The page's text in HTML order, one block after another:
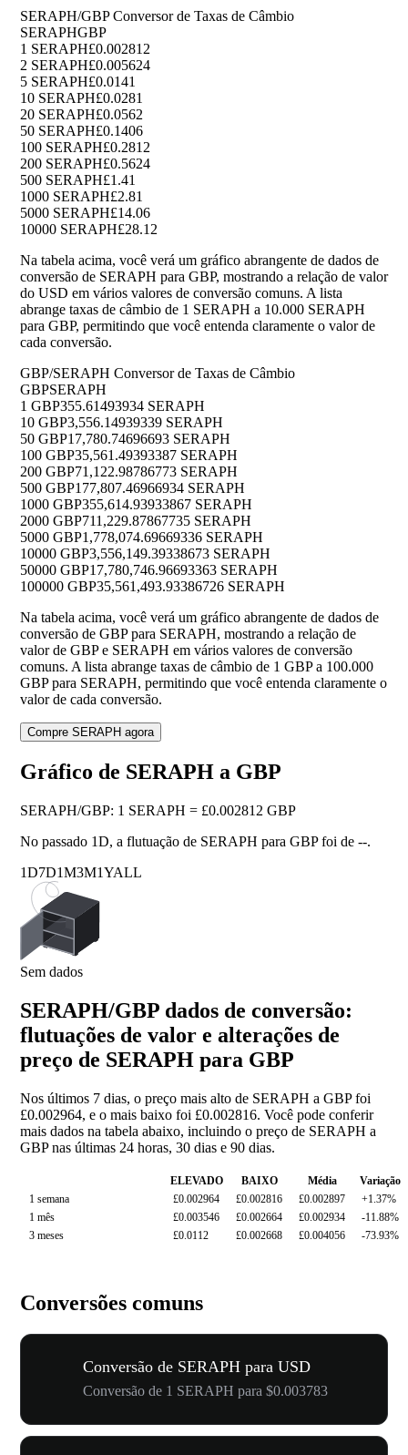
SERAPH/GBP Conversor de Taxas de Câmbio
SERAPHGBP
1 SERAPH£0.002812
2 SERAPH£0.005624
5 SERAPH£0.0141
10 SERAPH£0.0281
20 SERAPH£0.0562
50 SERAPH£0.1406
100 SERAPH£0.2812
200 SERAPH£0.5624
500 SERAPH£1.41
1000 SERAPH£2.81
5000 SERAPH£14.06
10000 SERAPH£28.12
Na tabela acima, você verá um gráfico abrangente de dados de
conversão de SERAPH para GBP, mostrando a relação de valor
do USD em vários valores de conversão comuns. A lista
abrange taxas de câmbio de 1 SERAPH a 10.000 SERAPH
para GBP, permitindo que você entenda claramente o valor de
cada conversão.
GBP/SERAPH Conversor de Taxas de Câmbio
GBPSERAPH
1 GBP355.61493934 SERAPH
10 GBP3,556.14939339 SERAPH
50 GBP17,780.74696693 SERAPH
100 GBP35,561.49393387 SERAPH
200 GBP71,122.98786773 SERAPH
500 GBP177,807.46966934 SERAPH
1000 GBP355,614.93933867 SERAPH
2000 GBP711,229.87867735 SERAPH
5000 GBP1,778,074.69669336 SERAPH
10000 GBP3,556,149.39338673 SERAPH
50000 GBP17,780,746.96693363 SERAPH
100000 GBP35,561,493.93386726 SERAPH
Na tabela acima, você verá um gráfico abrangente de dados de
conversão de GBP para SERAPH, mostrando a relação de
valor de GBP e SERAPH em vários valores de conversão
comuns. A lista abrange taxas de câmbio de 1 GBP a 100.000
GBP para SERAPH, permitindo que você entenda claramente o
valor de cada conversão.
Compre SERAPH agora
Gráfico de SERAPH a GBP
SERAPH/GBP: 1 SERAPH = £0.002812 GBP
No passado 1D, a flutuação de SERAPH para GBP foi de --.
1D7D1M3M1YALL
Sem dados
SERAPH/GBP dados de conversão:
flutuações de valor e alterações de
preço de SERAPH para GBP
Nos últimos 7 dias, o preço mais alto de SERAPH a GBP foi
£0.002964, e o mais baixo foi £0.002816. Você pode conferir
mais dados na tabela abaixo, incluindo o preço de SERAPH a
GBP nas últimas 24 horas, 30 dias e 90 dias.
ELEVADO BAIXO Média
Variação
1 semana
£0.002964 £0.002816 £0.002897
+1.37%
1 mês
£0.003546 £0.002664 £0.002934
-11.88%
3 meses
£0.0112 £0.002668 £0.004056 -73.93%
Conversões comuns
Conversão de SERAPH para USD
Conversão de 1 SERAPH para $0.003783